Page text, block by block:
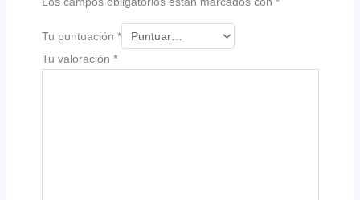
Tu puntuación *
Tu valoración *